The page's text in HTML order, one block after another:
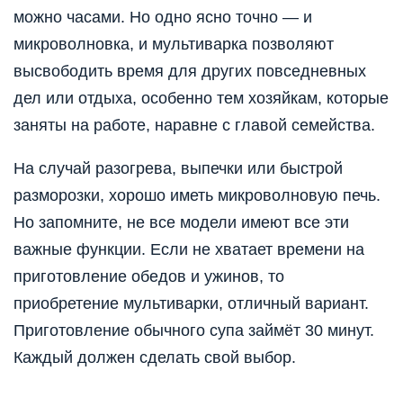
можно часами. Но одно ясно точно — и
микроволновка, и мультиварка позволяют
высвободить время для других повседневных
дел или отдыха, особенно тем хозяйкам, которые
заняты на работе, наравне с главой семейства.
На случай разогрева, выпечки или быстрой
разморозки, хорошо иметь микроволновую печь.
Но запомните, не все модели имеют все эти
важные функции. Если не хватает времени на
приготовление обедов и ужинов, то
приобретение мультиварки, отличный вариант.
Приготовление обычного супа займёт 30 минут.
Каждый должен сделать свой выбор.